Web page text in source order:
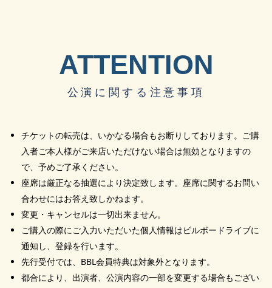
ATTENTION
公演に関する注意事項
チケットの転売は、いかなる場合もお断りしております。ご購
入者ご本人様がご来店いただけない場合は無効となりますの
で、予めご了承ください。
座席は厳正なる抽選により決定致します。座席に関するお問い
合わせにはお答え致しかねます。
変更・キャンセルは一切出来ません。
ご購入の際にご入力いただいた個人情報はビルボードライブに
通知し、登録を行います。
先行受付では、BBL会員特典は対象外となります。
都合により、出演者、公演内容の一部を変更する場合もござい